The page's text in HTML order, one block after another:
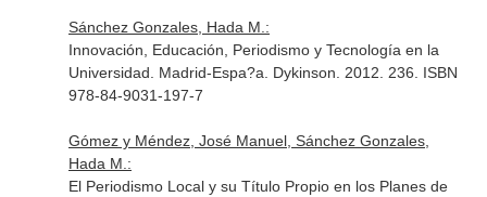
Sánchez Gonzales, Hada M.:
Innovación, Educación, Periodismo y Tecnología en la
Universidad. Madrid-Espa?a. Dykinson. 2012. 236. ISBN
978-84-9031-197-7
Gómez y Méndez, José Manuel, Sánchez Gonzales,
Hada M.:
El Periodismo Local y su Título Propio en los Planes de